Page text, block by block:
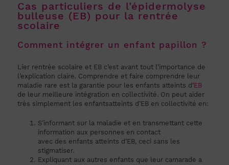
Cas particuliers de l’épidermolyse
bulleuse (EB) pour la rentrée
scolaire
Comment intégrer un enfant papillon ?
Lier rentrée scolaire et EB c’est avant tout l’importance de
l’explication claire. Comprendre et faire comprendre leur
maladie rare est la garantie pour les enfants atteints d’EB
de leur meilleure intégration en collectivité. On peut aider
très simplement les enfantsatteints d’EB en collectivité en:
S’informant sur la maladie et en transmettant cette
information aux personnes en contact
avec des enfants atteints d’EB, ceci sans les
stigmatiser.
Expliquant aux autres enfants que leur camarade a